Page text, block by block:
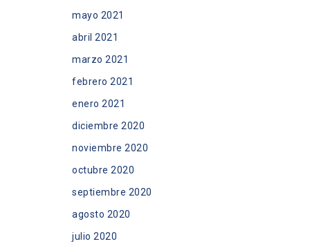
mayo 2021
abril 2021
marzo 2021
febrero 2021
enero 2021
diciembre 2020
noviembre 2020
octubre 2020
septiembre 2020
agosto 2020
julio 2020